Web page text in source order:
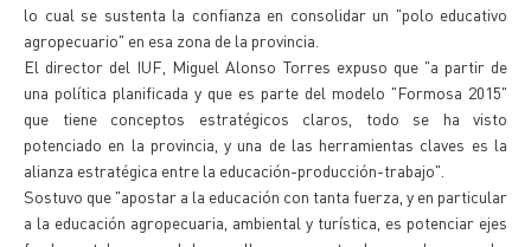
lo cual se sustenta la confianza en consolidar un "polo educativo
agropecuario" en esa zona de la provincia.
El director del IUF, Miguel Alonso Torres expuso que "a partir de
una política planificada y que es parte del modelo "Formosa 2015"
que tiene conceptos estratégicos claros, todo se ha visto
potenciado en la provincia, y una de las herramientas claves es la
alianza estratégica entre la educación-producción-trabajo".
Sostuvo que "apostar a la educación con tanta fuerza, y en particular
a la educación agropecuaria, ambiental y turística, es potenciar ejes